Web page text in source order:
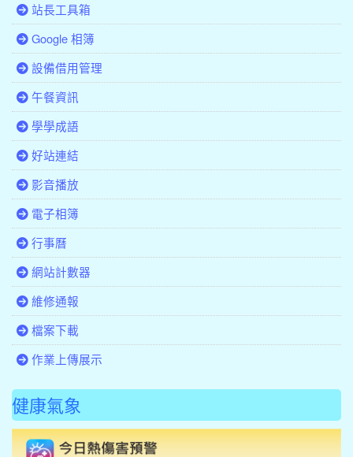
站長工具箱
Google 相簿
設備借用管理
午餐資訊
學學成語
好站連結
影音播放
電子相簿
行事曆
網站計數器
維修通報
檔案下載
作業上傳展示
健康氣象